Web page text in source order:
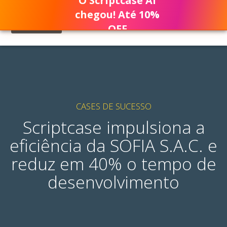
CASES DE SUCESSO
Scriptcase impulsiona a
eficiência da SOFIA S.A.C. e
reduz em 40% o tempo de
desenvolvimento
chegou! Até 10%
OFF